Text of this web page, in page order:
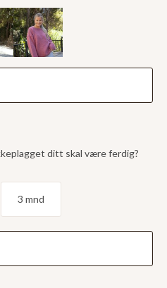
ditt skal være ferdig?
3 mnd